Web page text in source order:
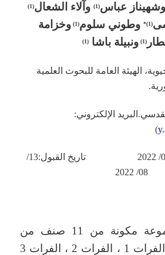
وشهيناز عباس(
1
) وآلاء الشعال(
1
)
(
1
)* وطوني سلوم(
1
) وخزامة
(
1
) ونبيلة باشا (
1
)
الهيئة العامة للبحوث العلمية
الإلكتروني:
)
تاريخ الاستلام:21/ 06/ 2022 تاريخ القبول:13/
08/ 2022
تمت دراسة مجموعة مكونة من 11 صنف من
الشعير السوري (الفرات 1 ، الفرات 2 ، الفرات 3